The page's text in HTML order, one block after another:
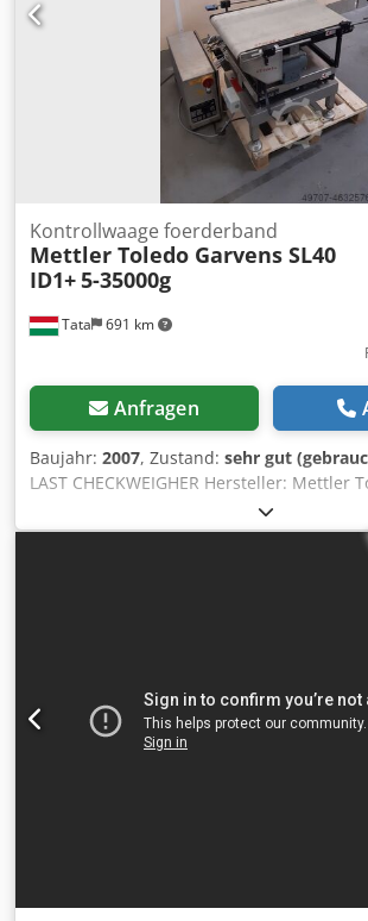
Tata 691 km
Kontrollwaage foerderband
Mettler Toledo Garvens SL40
ID1+5-35000g
Anfragen
Baujahr: 2007, Zustand: sehr gut
LAST CHECKWEIGHER Hersteller: Mettler
GmbH Model: SL40 ID1+ Crjdpfx
2007 Höchstlast: 35000g Wägefläche 1-30
5 g, Genauigkeit von +/- 5 g Ausgang
min Arbeitsrichtung von rechts nach links,
Ständer und Wiegeterminal aus s / s
separater Steuerung und Wägeterminal
Industrieanlagen